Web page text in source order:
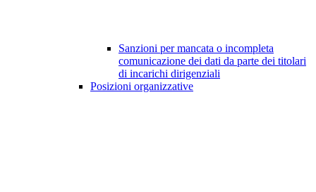
Sanzioni per mancata o incompleta
comunicazione dei dati da parte dei titolari
di incarichi dirigenziali
Posizioni organizzative